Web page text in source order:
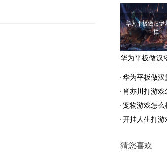
华为平板做汉
么样
华为平板做汉
肖亦川打游戏
宠物游戏怎么
开挂人生打游
猜您喜欢